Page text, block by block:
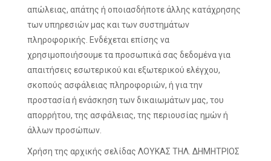
απώλειας, απάτης ή οποιασδήποτε άλλης κατάχρησης
των υπηρεσιών μας και των συστημάτων
πληροφορικής. Ενδέχεται επίσης να
χρησιμοποιήσουμε τα προσωπικά σας δεδομένα για
απαιτήσεις εσωτερικού και εξωτερικού ελέγχου,
σκοπούς ασφάλειας πληροφοριών, ή για την
προστασία ή ενάσκηση των δικαιωμάτων μας, του
απορρήτου, της ασφάλειας, της περιουσίας ημών ή
άλλων προσώπων.
Χρήση της αρχικής σελίδας ΛΟΥΚΑΣ ΤΗΛ. ΔΗΜΗΤΡΙΟΣ